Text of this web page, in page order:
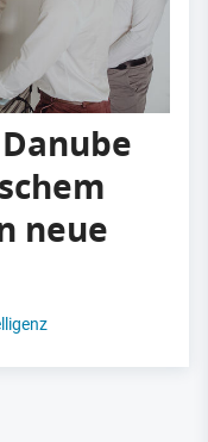
neue